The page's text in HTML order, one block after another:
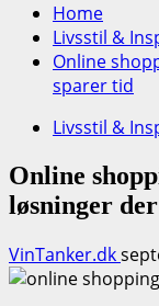
Home
Livsstil &
Online
sparer tid
Livsstil &
Online
løsninger
VinTanker.dk